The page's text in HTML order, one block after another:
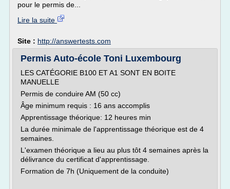
pour le permis de...
Lire la suite
Site : http://answertests.com
Permis Auto-école Toni Luxembourg
LES CATÉGORIE B100 ET A1 SONT EN BOITE
MANUELLE
Permis de conduire AM (50 cc)
Âge minimum requis : 16 ans accomplis
Apprentissage théorique: 12 heures min
La durée minimale de l'apprentissage théorique est de 4
semaines.
L'examen théorique a lieu au plus tôt 4 semaines après la
délivrance du certificat d'apprentissage.
Formation de 7h (Uniquement de la conduite)